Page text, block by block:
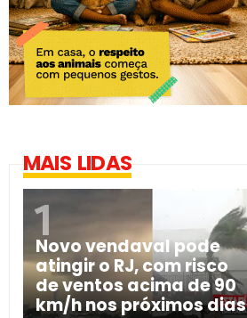
MAIS LIDAS
Novo vendaval pode
atingir o RJ, com risco
de ventos acima de 90
km/h nos próximos dias